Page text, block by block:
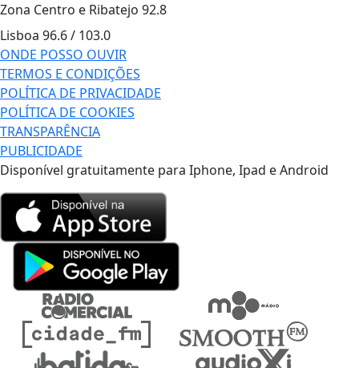
Zona Centro e Ribatejo 92.8
Lisboa 96.6 / 103.0
ONDE POSSO OUVIR
TERMOS E CONDIÇÕES
POLÍTICA DE PRIVACIDADE
POLÍTICA DE COOKIES
TRANSPARÊNCIA
PUBLICIDADE
Disponível gratuitamente para Iphone, Ipad e Android